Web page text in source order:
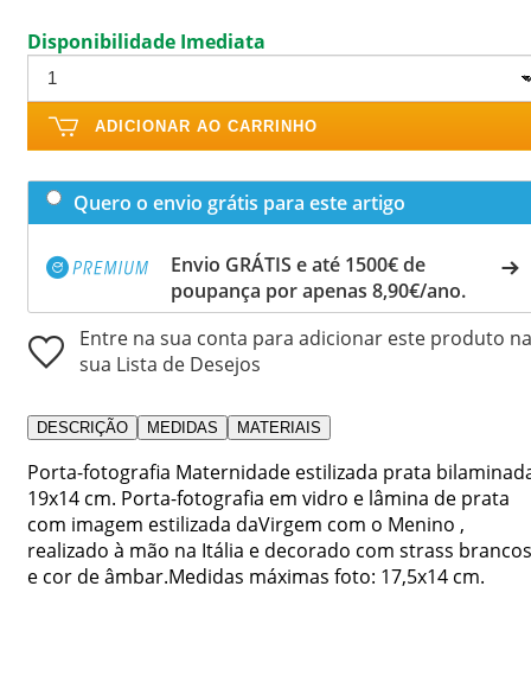
Disponibilidade Imediata
ADICIONAR AO CARRINHO
Quero o envio grátis para este artigo
Envio GRÁTIS e até 1500€ de
poupança por apenas 8,90€/ano.
Entre na sua conta para adicionar este produto na
sua Lista de Desejos
DESCRIÇÃO MEDIDAS MATERIAIS
Porta-fotografia Maternidade estilizada prata
19x14 cm. Porta-fotografia em vidro e lâmina de prata
com imagem estilizada daVirgem com o Menino ,
realizado à mão na Itália e decorado com strass brancos
e cor de âmbar.Medidas máximas foto: 17,5x14 cm.